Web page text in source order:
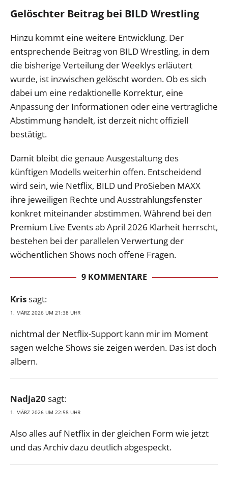
Gelöschter Beitrag bei BILD Wrestling
Hinzu kommt eine weitere Entwicklung. Der
entsprechende Beitrag von BILD Wrestling, in dem
die bisherige Verteilung der Weeklys erläutert
wurde, ist inzwischen gelöscht worden. Ob es sich
dabei um eine redaktionelle Korrektur, eine
Anpassung der Informationen oder eine vertragliche
Abstimmung handelt, ist derzeit nicht offiziell
bestätigt.
Damit bleibt die genaue Ausgestaltung des
künftigen Modells weiterhin offen. Entscheidend
wird sein, wie Netflix, BILD und ProSieben MAXX
ihre jeweiligen Rechte und Ausstrahlungsfenster
konkret miteinander abstimmen. Während bei den
Premium Live Events ab April 2026 Klarheit herrscht,
bestehen bei der parallelen Verwertung der
wöchentlichen Shows noch offene Fragen.
9 KOMMENTARE
Krissagt:
1. MÄRZ 2026 UM 21:38 UHR
nichtmal der Netflix-Support kann mir im Moment
sagen welche Shows sie zeigen werden. Das ist doch
albern.
Nadja20 sagt:
1. MÄRZ 2026 UM 22:58 UHR
Also alles auf Netflix in der gleichen Form wie jetzt
und das Archiv dazu deutlich abgespeckt.